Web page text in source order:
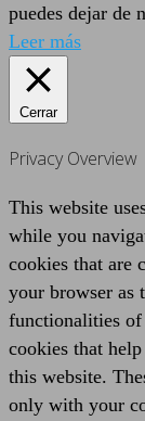
puedes dejar de
Leer más
Cerrar
Privacy Overview
This website
while you
cookies that are
your browser as
functionalities of
cookies that
this website.
only with your